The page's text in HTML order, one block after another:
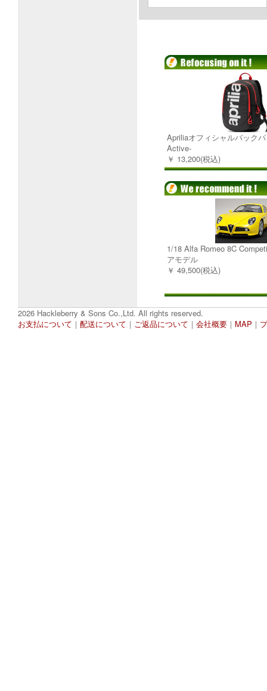
Apriliaオフィシャルバック
Active-
￥ 13,200(税込)
1/18 Alfa Romeo 8C
アモデル
￥ 49,500(税込)
2026 Hackleberry & Sons Co.,Ltd. All rights reserved.
お支払について ｜ 配送について ｜ ご返品について ｜ 会社概要 ｜ MAP ｜